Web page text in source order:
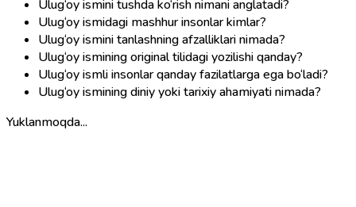
Ulug‘oy ismini tushda ko‘rish nimani anglatadi?
Ulug‘oy ismidagi mashhur insonlar kimlar?
Ulug‘oy ismini tanlashning afzalliklari nimada?
Ulug‘oy ismining original tilidagi yozilishi qanday?
Ulug‘oy ismli insonlar qanday fazilatlarga ega bo‘ladi?
Ulug‘oy ismining diniy yoki tarixiy ahamiyati nimada?
Yuklanmoqda...